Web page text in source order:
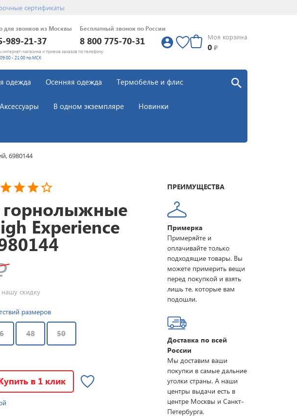
сертификаты
для звонков из Москвы
989-21-37
Бесплатный звонок по России
8 800 775-70-31
интернет-магазина и приема заказов по телефону:
- 21:00 по МСК
Моя корзина
0 ₽
одежда Осенняя одежда Термобелье и флис
Аксессуары В одном экземпляре Новинки
6980144
Experience
скидку
размеров
48 50
в 1 клик
ПРЕИМУЩЕСТВА
Примерка
Примеряйте и
оплачивайте только
подходящие товары. Вы
можете примерить вещи
перед покупкой и взять
лишь те, которые вам
подошли.
Доставка по всей
России
Мы доставим ваши
покупки в самые дальние
уголки страны. А наши
центры выдачи есть в
центре Москвы и Санкт-
Петербурга.